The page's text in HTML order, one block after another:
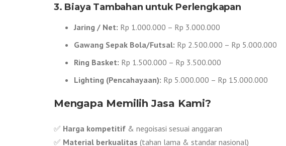
3. Biaya Tambahan untuk Perlengkapan
Jaring / Net: Rp 1.000.000 – Rp 3.000.000
Gawang Sepak Bola/Futsal: Rp 2.500.000 – Rp 5.000.000
Ring Basket: Rp 1.500.000 – Rp 3.500.000
Lighting (Pencahayaan): Rp 5.000.000 – Rp 15.000.000
Mengapa Memilih Jasa Kami?
✅ Harga kompetitif & negoisasi sesuai anggaran
✅ Material berkualitas (tahan lama & standar nasional)